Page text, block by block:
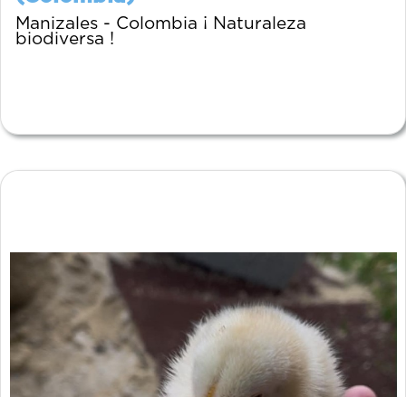
Manizales - Colombia ¡ Naturaleza
biodiversa !